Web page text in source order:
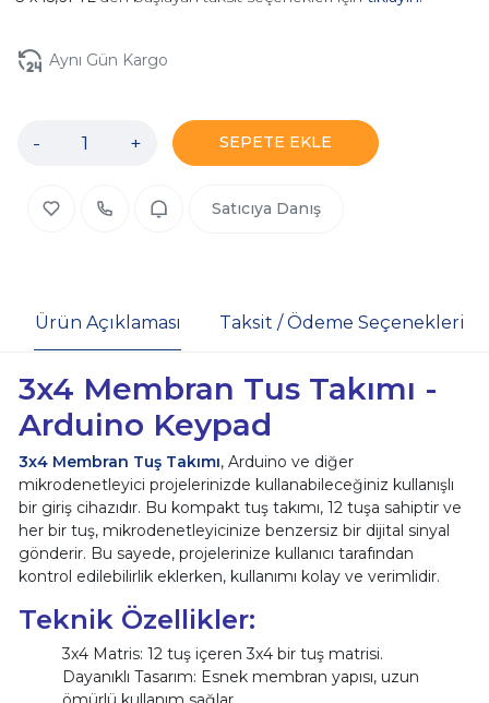
Aynı Gün Kargo
- + SEPETE EKLE
Satıcıya Danış
Ürün Açıklaması Taksit / Ödeme Seçenekleri
3x4 Membran Tus Takımı -
Arduino Keypad
3x4 Membran Tuş Takımı, Arduino ve diğer
mikrodenetleyici projelerinizde kullanabileceğiniz kullanışlı
bir giriş cihazıdır. Bu kompakt tuş takımı, 12 tuşa sahiptir ve
her bir tuş, mikrodenetleyicinize benzersiz bir dijital sinyal
gönderir. Bu sayede, projelerinize kullanıcı tarafından
kontrol edilebilirlik eklerken, kullanımı kolay ve verimlidir.
Teknik Özellikler:
3x4 Matris: 12 tuş içeren 3x4 bir tuş matrisi.
Dayanıklı Tasarım: Esnek membran yapısı, uzun